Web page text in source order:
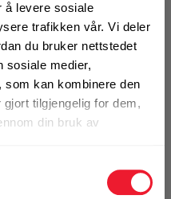
å levere sosiale
trafikken vår. Vi deler
du bruker nettstedet
sosiale medier,
som kan kombinere den
tilgjengelig for dem,
din bruk av
av ordre
gode priser